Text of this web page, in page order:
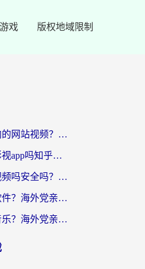
戏 版权地域限制
在国外怎么看国内的网站视频？别再踩坑！选对加速器秒回国内冲浪
国外可以看国内影视app吗知乎？留学生亲测有效的回国加速方案
海外可以看西瓜视频吗安全吗？留学生亲测：3步解决回国追剧难题，附靠谱加速器推荐
国外如何听歌的软件？海外党亲测有效的回国加速器指南
国外怎么用咪咕音乐？海外党亲测有效的听歌自由指南